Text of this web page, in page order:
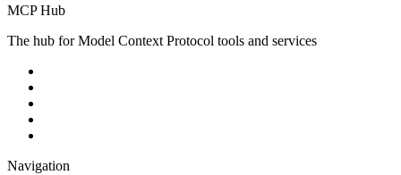
MCP Hub
The hub for Model Context Protocol tools and services
Navigation